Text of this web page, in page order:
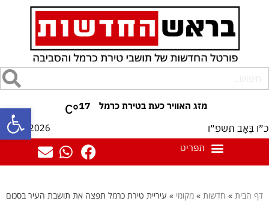
פתח 17
°C
כ״ו בְּאָב תשפ״ו 09/08/2026
דף הבית » חדשות » מקומי » עיריית טירת כרמל תפצה את תושבת העיר בסכום